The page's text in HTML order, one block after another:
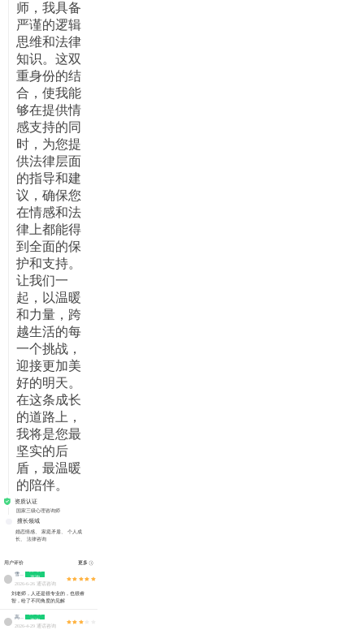
师，我具备
严谨的逻辑
思维和法律
知识。这双
重身份的结
合，使我能
够在提供情
感支持的同
时，为您提
供法律层面
的指导和建
议，确保您
在情感和法
律上都能得
到全面的保
护和支持。
让我们一
起，以温暖
和力量，跨
越生活的每
一个挑战，
迎接更加美
好的明天。
在这条成长
的道路上，
我将是您最
坚实的后
盾，最温暖
的陪伴。
资质认证
国家三级心理咨询师
擅长领域
婚恋情感、家庭矛盾、个人成
长、法律咨询
用户评价 更多
雪丽
咨询
2026-6-26 通话咨询
刘老师，人还是很专业的，也很睿
智，给了不同角度的见解
高益
咨询
2026-4-29 通话咨询